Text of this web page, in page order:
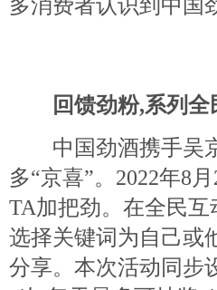
多消费者认识到中国
回馈劲粉,系列全
中国劲酒携手吴京
多“京喜”。2022年8
TA加把劲。在全民
选择关键词为自己或
分享。本次活动同步